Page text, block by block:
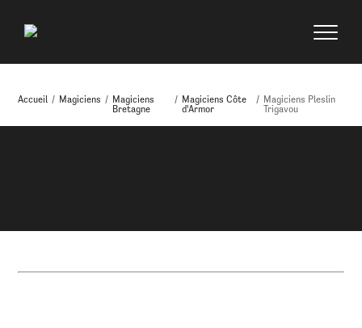
Accueil / Magiciens / Magiciens
Bretagne
/ Magiciens Côte
d'Armor
/ Magiciens Pleslin
Trigavou